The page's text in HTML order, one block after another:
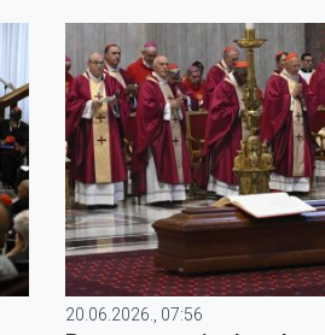
20.06.2026., 07:56